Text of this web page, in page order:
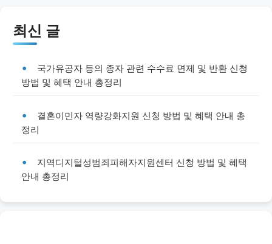
최신 글
국가유공자 등의 종자 관련 수수료 면제 및 반환 신청
방법 및 혜택 안내 총정리
결혼이민자 역량강화지원 신청 방법 및 혜택 안내 총
정리
지역디지털성범죄피해자지원센터 신청 방법 및 혜택
안내 총정리